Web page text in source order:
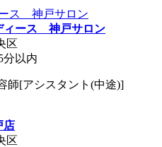
ィース 神戸サロン
区
分以内
師[アシスタント(中途)]
店
区